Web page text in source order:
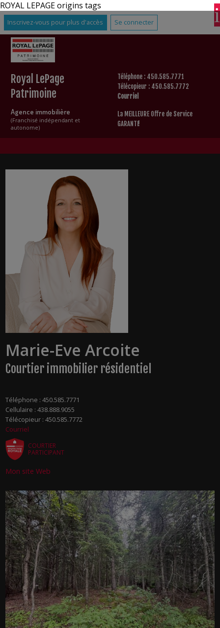
ROYAL LEPAGE origins tags
Inscrivez-vous pour plus d'accès Se connecter
Royal LePage
Patrimoine
Agence immobilière
(Franchisé indépendant et
autonome)
Téléphone : 450.585.7771
Télécopieur : 450.585.7772
Courriel
La MEILLEURE Offre de Service
GARANTI!
Marie-Eve Arcoite
Courtier immobilier résidentiel
Téléphone : 450.585.7771
Cellulaire : 438.888.9055
Télécopieur : 450.585.7772
Courriel
COURTIER
PARTICIPANT
Mon site Web